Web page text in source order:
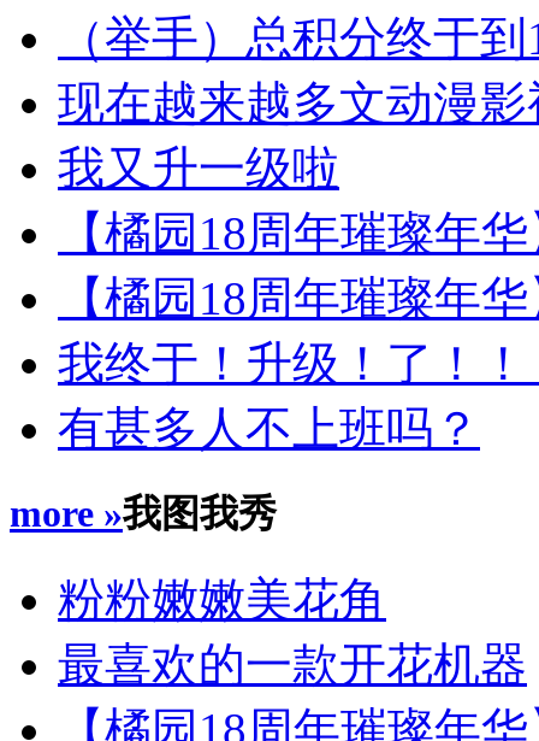
（举手）总积分终于
现在越来越多文动漫
我又升一级啦
【橘园18周年璀璨年
【橘园18周年璀璨年
我终于！升级！了！！
有甚多人不上班吗？
more »我图我秀
粉粉嫩嫩美花角
最喜欢的一款开花机器
【橘园18周年璀璨年